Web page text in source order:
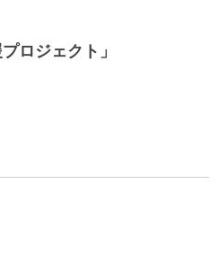
プロジェクト」